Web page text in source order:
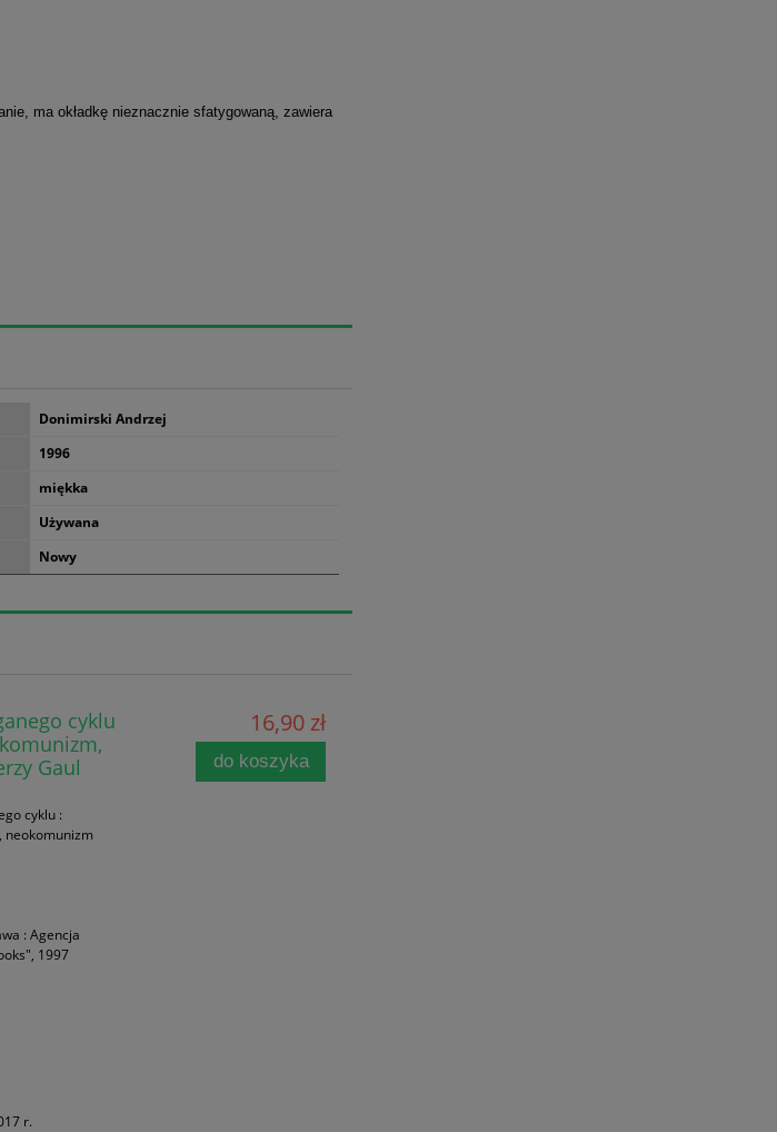
ma okładkę nieznacznie sfatygowaną, zawiera
Donimirski Andrzej
1996
miękka
Używana
Nowy
cyklu
Gaul
cyklu :
neokomunizm
: Agencja
1997
r.
16,90 zł
do koszyka